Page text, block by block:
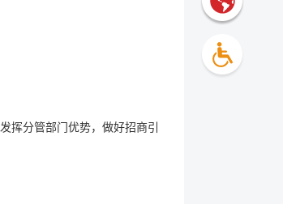
挥分管部门优势，做好招商引